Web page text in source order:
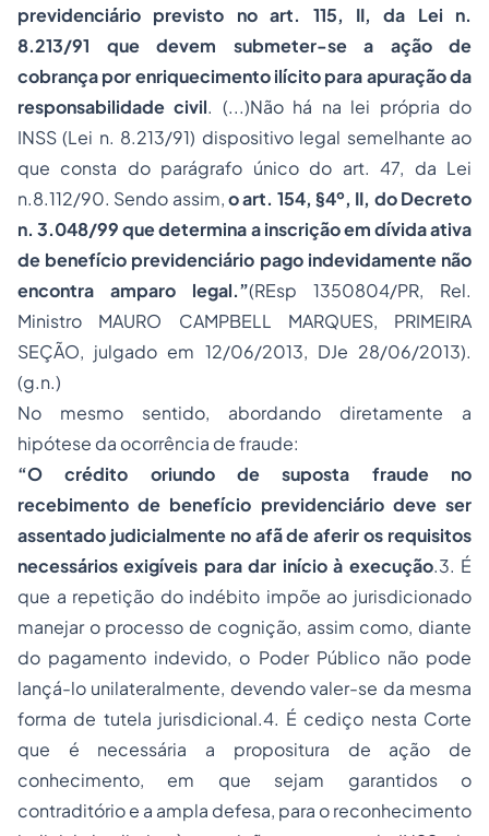
previdenciário previsto no art. 115, II, da Lei n.
8.213/91 que devem submeter-se a ação de
cobrança por enriquecimento ilícito para apuração da
responsabilidade civil. (...)Não há na lei própria do
INSS (Lei n. 8.213/91) dispositivo legal semelhante ao
que consta do parágrafo único do art. 47, da Lei
n.8.112/90. Sendo assim,o art. 154, §4º, II, do Decreto
n. 3.048/99 que determina a inscrição em dívida ativa
de benefício previdenciário pago indevidamente não
encontra amparo legal.”(REsp 1350804/PR, Rel.
Ministro MAURO CAMPBELL MARQUES, PRIMEIRA
SEÇÃO, julgado em 12/06/2013, DJe 28/06/2013).
(g.n.)
No mesmo sentido, abordando diretamente a
hipótese da ocorrência de fraude:
“O crédito oriundo de suposta fraude no
recebimento de benefício previdenciário deve ser
assentado judicialmente no afã de aferir os requisitos
necessários exigíveis para dar início à execução.3. É
que a repetição do indébito impõe ao jurisdicionado
manejar o processo de cognição, assim como, diante
do pagamento indevido, o Poder Público não pode
lançá-lo unilateralmente, devendo valer-se da mesma
forma de tutela jurisdicional.4. É cediço nesta Corte
que é necessária a propositura de ação de
conhecimento, em que sejam garantidos o
contraditório e a ampla defesa, para o reconhecimento